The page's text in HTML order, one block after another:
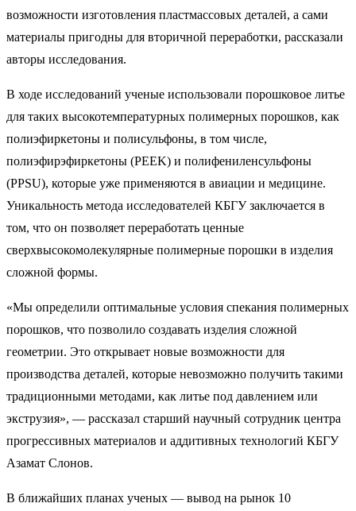
возможности изготовления пластмассовых деталей, а сами
материалы пригодны для вторичной переработки, рассказали
авторы исследования.
В ходе исследований ученые использовали порошковое литье
для таких высокотемпературных полимерных порошков, как
полиэфиркетоны и полисульфоны, в том числе,
полиэфирэфиркетоны (PEEK) и полифениленсульфоны
(PPSU), которые уже применяются в авиации и медицине.
Уникальность метода исследователей КБГУ заключается в
том, что он позволяет переработать ценные
сверхвысокомолекулярные полимерные порошки в изделия
сложной формы.
«Мы определили оптимальные условия спекания полимерных
порошков, что позволило создавать изделия сложной
геометрии. Это открывает новые возможности для
производства деталей, которые невозможно получить такими
традиционными методами, как литье под давлением или
экструзия», — рассказал старший научный сотрудник центра
прогрессивных материалов и аддитивных технологий КБГУ
Азамат Слонов.
В ближайших планах ученых — вывод на рынок 10